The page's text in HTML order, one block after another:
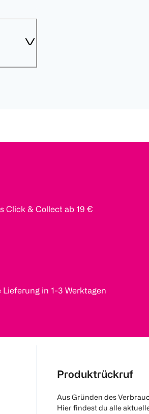
Click & Collect ab 19 €
Lieferung in 1-3 Werktagen
Produktrückruf
Aus Gründen des
Hier findest du alle